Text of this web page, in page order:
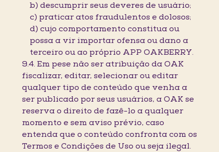
b) descumprir seus deveres de usuário;
c) praticar atos fraudulentos e dolosos;
d) cujo comportamento constitua ou
possa a vir importar ofensa ou dano a
terceiro ou ao próprio APP OAKBERRY.
9.4. Em pese não ser atribuição da OAK
fiscalizar, editar, selecionar ou editar
qualquer tipo de conteúdo que venha a
ser publicado por seus usuários, a OAK se
reserva o direito de fazê-lo a qualquer
momento e sem aviso prévio, caso
entenda que o conteúdo confronta com os
Termos e Condições de Uso ou seja ilegal.